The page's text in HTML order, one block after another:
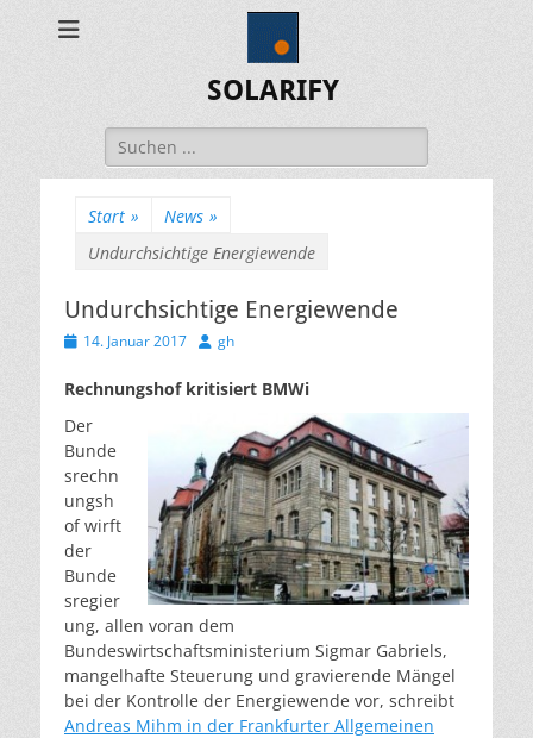
SOLARIFY
Suchen
nach:
Start » News »
Undurchsichtige Energiewende
Undurchsichtige Energiewende
Veröffentlicht
14. Januar 2017 Autor
gh
Rechnungshof kritisiert BMWi
Der
Bunde
srechn
ungsh
of wirft
der
Bunde
sregier
ung, allen voran dem
Bundeswirtschaftsministerium Sigmar Gabriels,
mangelhafte Steuerung und gravierende Mängel
bei der Kontrolle der Energiewende vor, schreibt
Andreas Mihm in der Frankfurter Allgemeinen